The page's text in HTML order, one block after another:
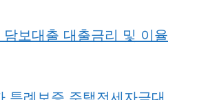
보대출 대출금리 및 이율